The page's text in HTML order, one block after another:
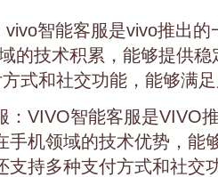
智能客服是vivo推出
的技术积累，能够提供
式和社交功能，能够满
：VIVO智能客服是VIVO
手机领域的技术优势，能
支持多种支付方式和社交